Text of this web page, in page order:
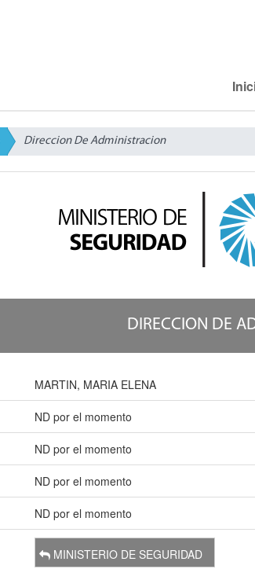
Direccion De Administracion
DIRECCION DE
MARTIN, MARIA ELENA
ND por el momento
ND por el momento
ND por el momento
ND por el momento
MINISTERIO DE SEGURIDAD